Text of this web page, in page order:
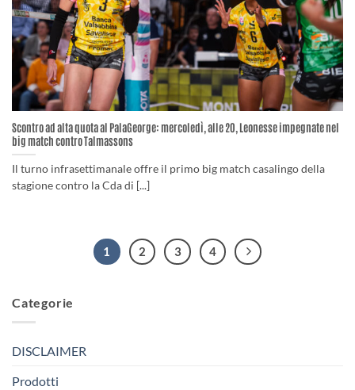
Scontro ad alta quota al PalaGeorge: mercoledì, alle 20, Leonesse impegnate nel
big match contro Talmassons
Il turno infrasettimanale offre il primo big match casalingo della
stagione contro la Cda di [...]
1 2 3 4
Categorie
DISCLAIMER
Prodotti